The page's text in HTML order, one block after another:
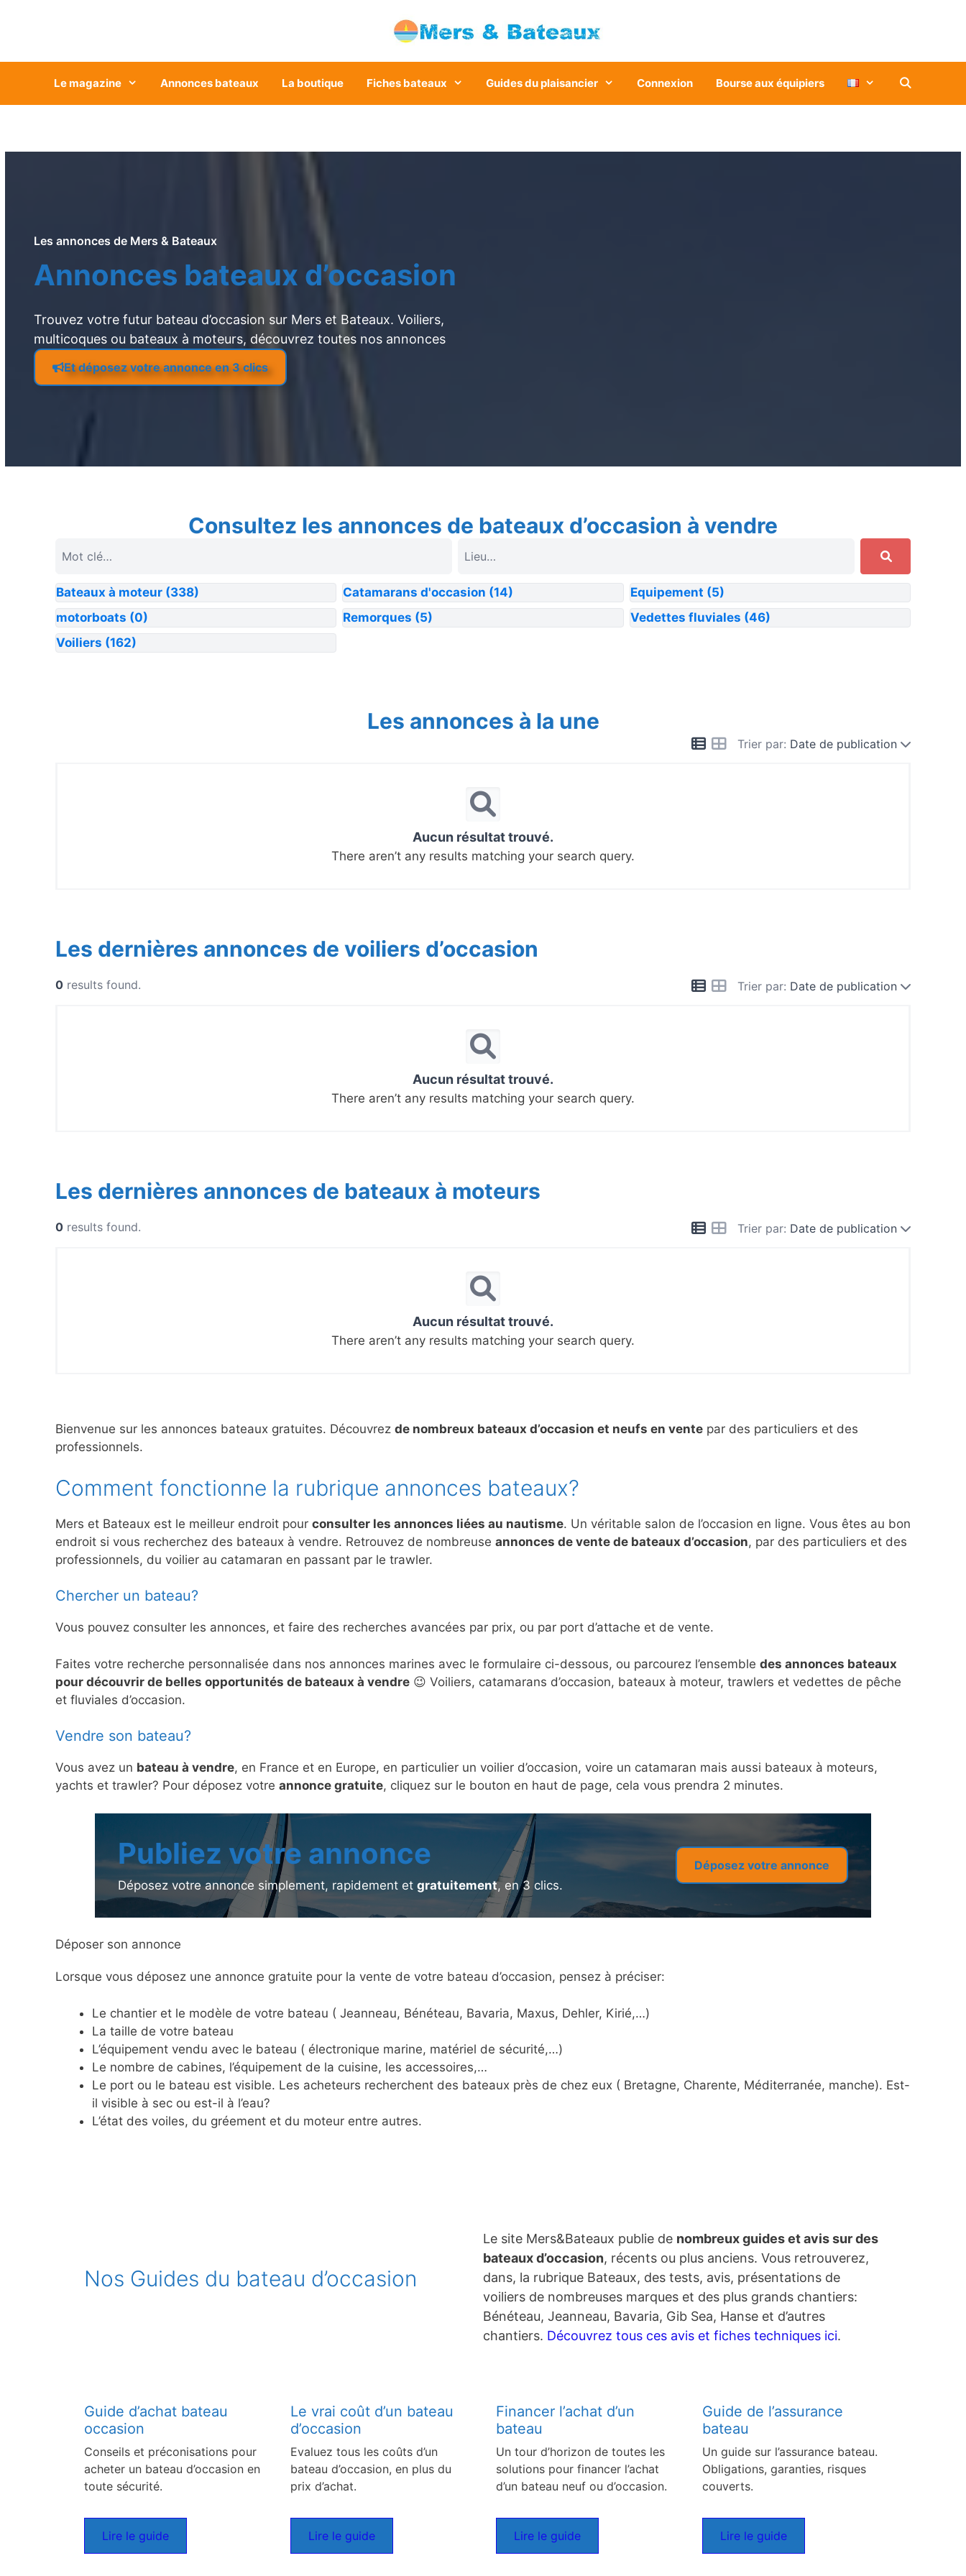
Le magazine Annonces bateaux La boutique Fiches bateaux Guides du plaisancier Connexion Bourse aux équipiers
Les annonces de Mers & Bateaux
Annonces bateaux d’occasion
Trouvez votre futur bateau d’occasion sur Mers et Bateaux. Voiliers,
multicoques ou bateaux à moteurs, découvrez toutes nos annonces
Et déposez votre annonce en 3 clics
Consultez les annonces de bateaux d’occasion à vendre
Bateaux à moteur (338) Catamarans d'occasion (14) Equipement (5)
motorboats (0) Remorques (5) Vedettes fluviales (46)
Voiliers (162)
Les annonces à la une
Trier par: Date de publication
Aucun résultat trouvé.
There aren’t any results matching your search query.
Les dernières annonces de voiliers d’occasion
Trier par: Date de publication
0 results found.
Aucun résultat trouvé.
There aren’t any results matching your search query.
Les dernières annonces de bateaux à moteurs
Trier par: Date de publication
0 results found.
Aucun résultat trouvé.
There aren’t any results matching your search query.
Bienvenue sur les annonces bateaux gratuites. Découvrez de nombreux bateaux d’occasion et neufs en vente par des particuliers et des
professionnels.
Comment fonctionne la rubrique annonces bateaux?
Mers et Bateaux est le meilleur endroit pour consulter les annonces liées au nautisme. Un véritable salon de l’occasion en ligne. Vous êtes au bon
endroit si vous recherchez des bateaux à vendre. Retrouvez de nombreuse annonces de vente de bateaux d’occasion, par des particuliers et des
professionnels, du voilier au catamaran en passant par le trawler.
Chercher un bateau?
Vous pouvez consulter les annonces, et faire des recherches avancées par prix, ou par port d’attache et de vente.
Faites votre recherche personnalisée dans nos annonces marines avec le formulaire ci-dessous, ou parcourez l’ensemble des annonces bateaux
pour découvrir de belles opportunités de bateaux à vendre 😉 Voiliers, catamarans d’occasion, bateaux à moteur, trawlers et vedettes de pêche
et fluviales d’occasion.
Vendre son bateau?
Vous avez un bateau à vendre, en France et en Europe, en particulier un voilier d’occasion, voire un catamaran mais aussi bateaux à moteurs,
yachts et trawler? Pour déposez votre annonce gratuite, cliquez sur le bouton en haut de page, cela vous prendra 2 minutes.
Publiez votre annonce
Déposez votre annonce simplement, rapidement et gratuitement, en 3 clics.
Déposez votre annonce
Déposer son annonce
Lorsque vous déposez une annonce gratuite pour la vente de votre bateau d’occasion, pensez à préciser:
Le chantier et le modèle de votre bateau ( Jeanneau, Bénéteau, Bavaria, Maxus, Dehler, Kirié,…)
La taille de votre bateau
L’équipement vendu avec le bateau ( électronique marine, matériel de sécurité,…)
Le nombre de cabines, l’équipement de la cuisine, les accessoires,…
Le port ou le bateau est visible. Les acheteurs recherchent des bateaux près de chez eux ( Bretagne, Charente, Méditerranée, manche). Est-
il visible à sec ou est-il à l’eau?
L’état des voiles, du gréement et du moteur entre autres.
Nos Guides du bateau d’occasion
Le site Mers&Bateaux publie de nombreux guides et avis sur des
bateaux d’occasion, récents ou plus anciens. Vous retrouverez,
dans, la rubrique Bateaux, des tests, avis, présentations de
voiliers de nombreuses marques et des plus grands chantiers:
Bénéteau, Jeanneau, Bavaria, Gib Sea, Hanse et d’autres
chantiers. Découvrez tous ces avis et fiches techniques ici.
Guide d’achat bateau
occasion
Conseils et préconisations pour
acheter un bateau d’occasion en
toute sécurité.
Lire le guide
Le vrai coût d’un bateau
d’occasion
Evaluez tous les coûts d’un
bateau d’occasion, en plus du
prix d’achat.
Lire le guide
Financer l’achat d’un
bateau
Un tour d’horizon de toutes les
solutions pour financer l’achat
d’un bateau neuf ou d’occasion.
Lire le guide
Guide de l’assurance
bateau
Un guide sur l’assurance bateau.
Obligations, garanties, risques
couverts.
Lire le guide